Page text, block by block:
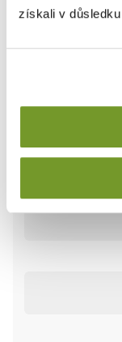
získali v